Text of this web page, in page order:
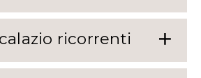
ricorrenti